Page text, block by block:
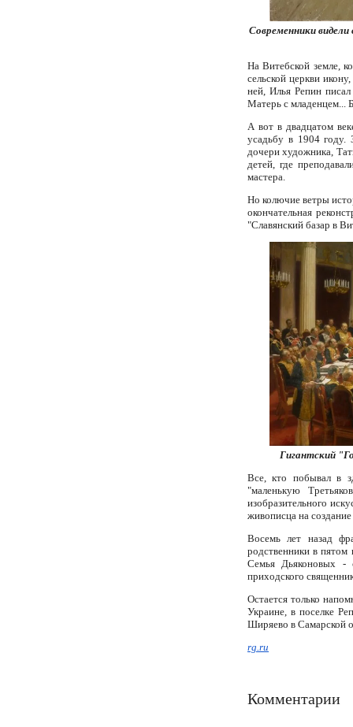
Современники
На Витебской земле,
сельской церкви
ней, Илья Репин
Матерь с младенцем...
А вот в двадцатом
усадьбу в 1904 году.
дочери художника,
детей, где
мастера.
Но колючие ветры
окончательная
"Славянский базар в
Гигантский
Все, кто побывал в
"маленькую
изобразительного
живописца на
Восемь лет назад
родственники в
Семья Дьяконовых -
приходского
Остается только
Украине, в поселке
Ширяево в Самарской
rg.ru
Комментарии